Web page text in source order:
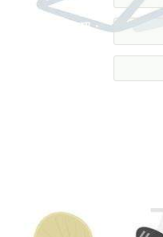
验证码：